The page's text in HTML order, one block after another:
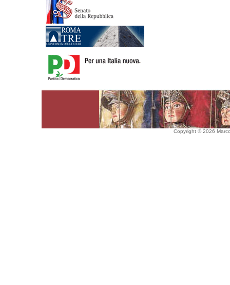
Copyright © 2026